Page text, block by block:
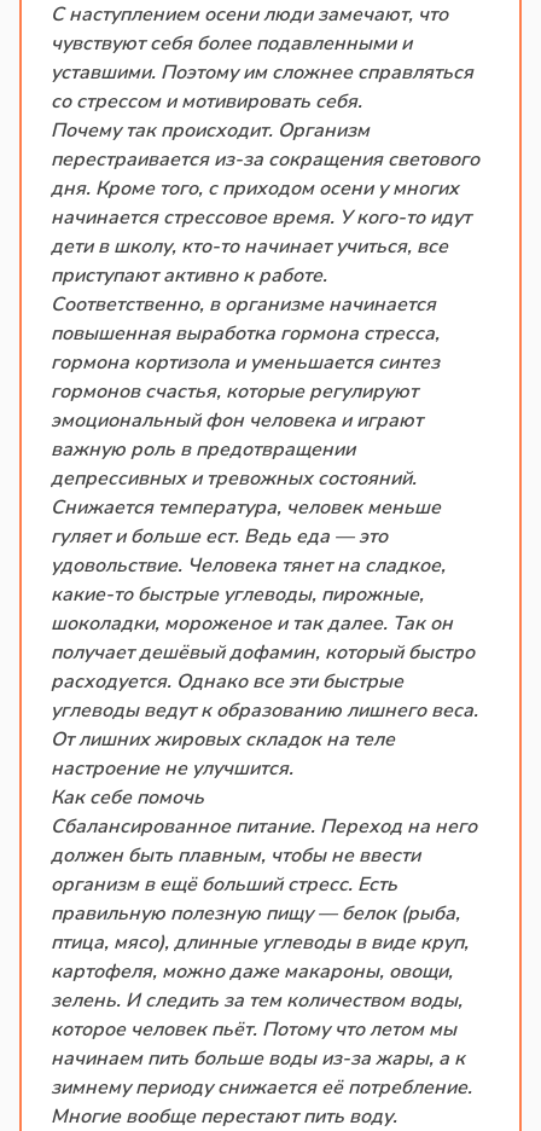
С наступлением осени люди замечают, что
чувствуют себя более подавленными и
уставшими. Поэтому им сложнее справляться
со стрессом и мотивировать себя.
Почему так происходит. Организм
перестраивается из-за сокращения светового
дня. Кроме того, с приходом осени у многих
начинается стрессовое время. У кого-то идут
дети в школу, кто-то начинает учиться, все
приступают активно к работе.
Соответственно, в организме начинается
повышенная выработка гормона стресса,
гормона кортизола и уменьшается синтез
гормонов счастья, которые регулируют
эмоциональный фон человека и играют
важную роль в предотвращении
депрессивных и тревожных состояний.
Снижается температура, человек меньше
гуляет и больше ест. Ведь еда — это
удовольствие. Человека тянет на сладкое,
какие-то быстрые углеводы, пирожные,
шоколадки, мороженое и так далее. Так он
получает дешёвый дофамин, который быстро
расходуется. Однако все эти быстрые
углеводы ведут к образованию лишнего веса.
От лишних жировых складок на теле
настроение не улучшится.
Как себе помочь
Сбалансированное питание. Переход на него
должен быть плавным, чтобы не ввести
организм в ещё больший стресс. Есть
правильную полезную пищу — белок (рыба,
птица, мясо), длинные углеводы в виде круп,
картофеля, можно даже макароны, овощи,
зелень. И следить за тем количеством воды,
которое человек пьёт. Потому что летом мы
начинаем пить больше воды из-за жары, а к
зимнему периоду снижается её потребление.
Многие вообще перестают пить воду.